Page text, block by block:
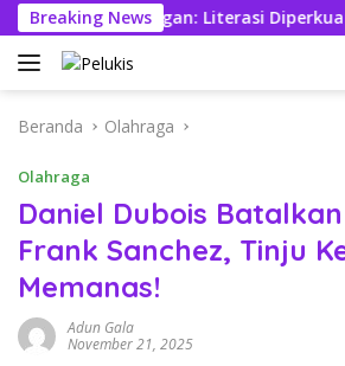
Langsung
ke
konten
Breaking News
Tabungan: Literasi Diperkuat
Beranda Olahraga
Olahraga
Daniel Dubois
Frank Sanchez, Tinju
Memanas!
Adun Gala
November 21, 2025